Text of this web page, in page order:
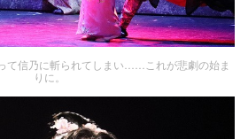
て信乃に斬られてしまい……これが悲劇の始ま
りに。